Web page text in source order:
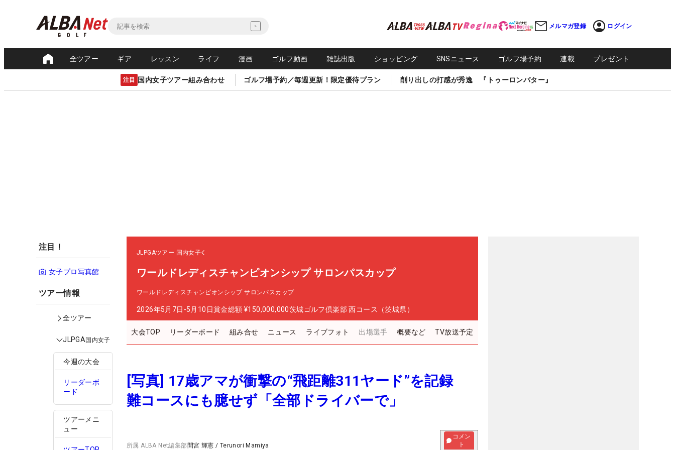
メルマガ登録 ログイン
全ツアー ギア レッスン ライフ 漫画 ゴルフ動画 雑誌出版 ショッピング SNSニュース ゴルフ場予約 連載 プレゼント
注目 国内女子ツアー組み合わせ ゴルフ場予約／毎週更新！限定優待プラン 削り出しの打感が秀逸 『トゥーロンパター』
注目！
女子プロ写真館
ツアー情報
全ツアー
JLPGA国内女子
今週の大会
リーダーボ
ード
ツアーメニ
ュー
JLPGAツアー 国内女子
ワールドレディスチャンピオンシップ サロンパスカップ
ワールドレディスチャンピオンシップ サロンパスカップ
2026年5月7日-5月10日賞金総額 ¥150,000,000茨城ゴルフ倶楽部 西コース（茨城県）
大会TOP リーダーボード 組み合せ ニュース ライブフォト 出場選手 概要など TV放送予定
[写真] 17歳アマが衝撃の“飛距離311ヤード”を記録
難コースにも臆せず「全部ドライバーで」
所属ALBA Net編集部間宮 輝憲 / Terunori Mamiya
コメン
ト